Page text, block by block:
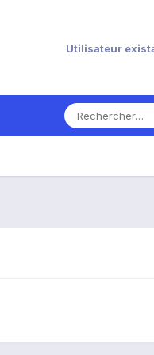
Utilisateur